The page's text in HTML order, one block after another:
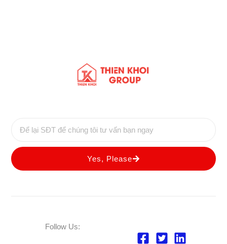
Yes, Please
Follow Us: